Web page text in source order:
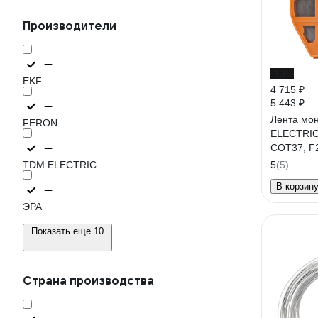
Производители
EKF
FERON
TDM ELECTRIC
ЭРА
Показать еще 10
Страна производства
4 715 ₽
5 443 ₽
Лента
COT37,
5(5)
В корзину